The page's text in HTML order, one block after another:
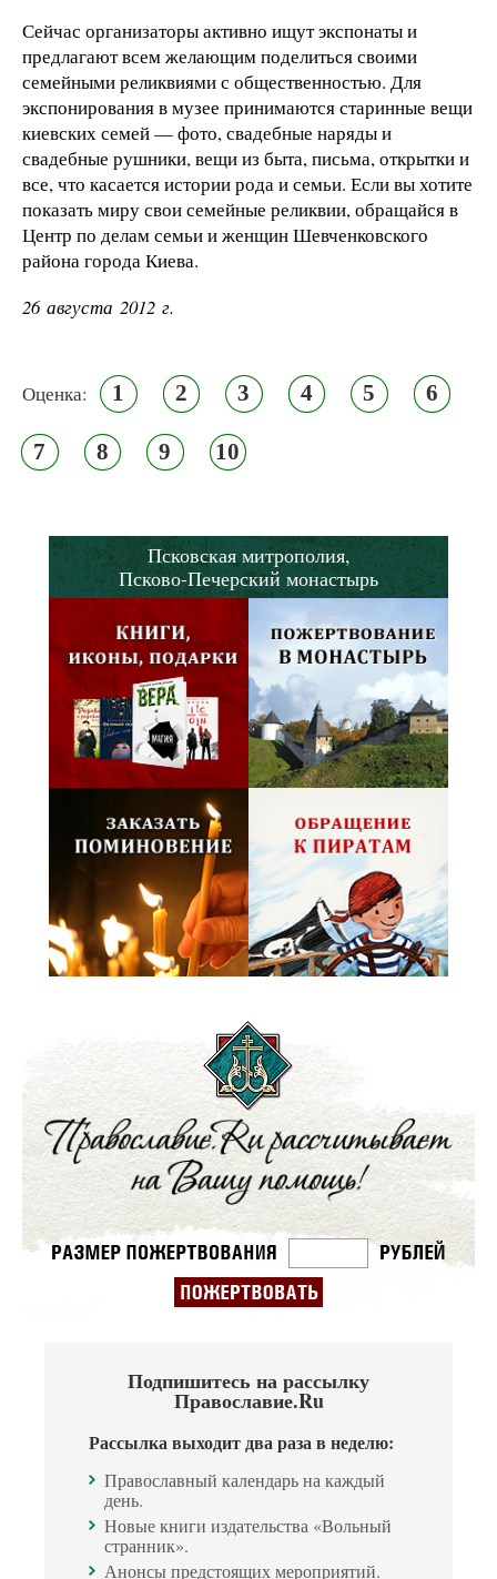
Сейчас организаторы активно ищут экспонаты и
предлагают всем желающим поделиться своими
семейными реликвиями с общественностью. Для
экспонирования в музее принимаются старинные вещи
киевских семей — фото, свадебные наряды и
свадебные рушники, вещи из быта, письма, открытки и
все, что касается истории рода и семьи. Если вы хотите
показать миру свои семейные реликвии, обращайся в
Центр по делам семьи и женщин Шевченковского
района города Киева.
26 августа 2012 г.
Оценка: 1 2 3 4 5 6
7 8 9 10
Псковская митрополия,
Псково-Печерский монастырь
Подпишитесь на рассылку
Православие.Ru
Рассылка выходит два раза в неделю:
Православный календарь на каждый
день.
Новые книги издательства «Вольный
странник».
Анонсы предстоящих мероприятий.